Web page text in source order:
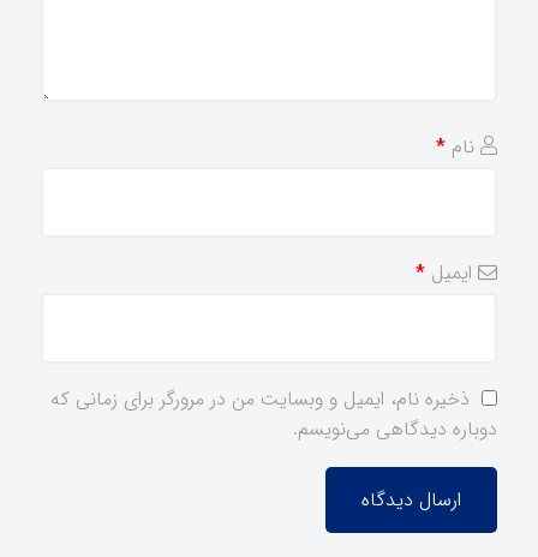
نام *
ایمیل *
ذخیره نام، ایمیل و وبسایت من در مرورگر برای زمانی که
دوباره دیدگاهی می‌نویسم.